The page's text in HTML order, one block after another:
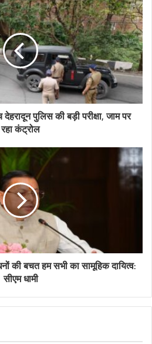
पुलिस की बड़ी परीक्षा, जाम पर
रहा कंट्रोल
की बचत हम सभी का सामूहिक दायित्व:
सीएम धामी